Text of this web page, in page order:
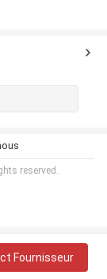
Fournisseur
reserved.